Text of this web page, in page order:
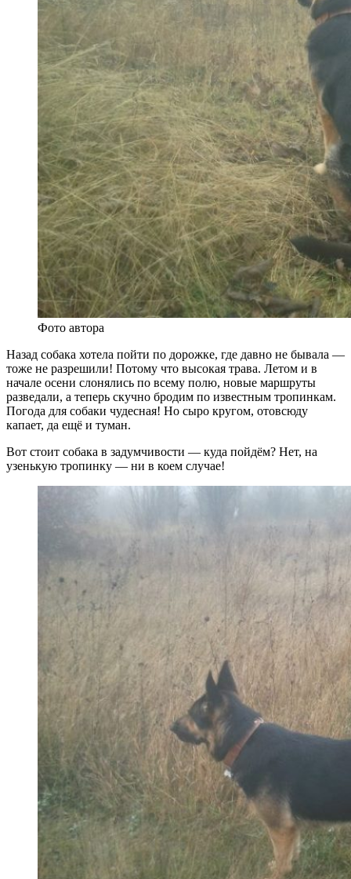
Фото автора
Назад собака хотела пойти по дорожке, где давно не бывала —
тоже не разрешили! Потому что высокая трава. Летом и в
начале осени слонялись по всему полю, новые маршруты
разведали, а теперь скучно бродим по известным тропинкам.
Погода для собаки чудесная! Но сыро кругом, отовсюду
капает, да ещё и туман.
Вот стоит собака в задумчивости — куда пойдём? Нет, на
узенькую тропинку — ни в коем случае!